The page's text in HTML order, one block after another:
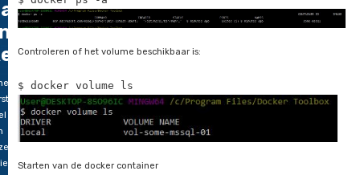
2
Controleren welke containers er beschikbaar zijn om te
$ docker ps -a